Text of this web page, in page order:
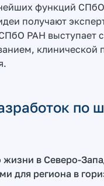
функций
получают
РАН
клинической
по
жизни в Северо-
для региона в